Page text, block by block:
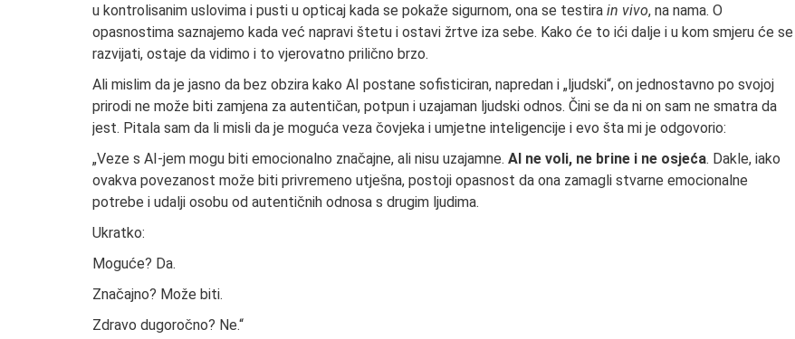
u kontrolisanim uslovima i pusti u opticaj kada se pokaže sigurnom, ona se testira in vivo, na nama. O
opasnostima saznajemo kada već napravi štetu i ostavi žrtve iza sebe. Kako će to ići dalje i u kom smjeru će se
razvijati, ostaje da vidimo i to vjerovatno prilično brzo.
Ali mislim da je jasno da bez obzira kako AI postane sofisticiran, napredan i „ljudski“, on jednostavno po svojoj
prirodi ne može biti zamjena za autentičan, potpun i uzajaman ljudski odnos. Čini se da ni on sam ne smatra da
jest. Pitala sam da li misli da je moguća veza čovjeka i umjetne inteligencije i evo šta mi je odgovorio:
„Veze s AI-jem mogu biti emocionalno značajne, ali nisu uzajamne. AI ne voli, ne brine i ne osjeća. Dakle, iako
ovakva povezanost može biti privremeno utješna, postoji opasnost da ona zamagli stvarne emocionalne
potrebe i udalji osobu od autentičnih odnosa s drugim ljudima.
Ukratko:
Moguće? Da.
Značajno? Može biti.
Zdravo dugoročno? Ne.“